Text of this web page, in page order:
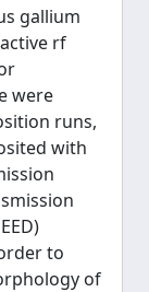
gallium
rf
were
runs,
with
to
of